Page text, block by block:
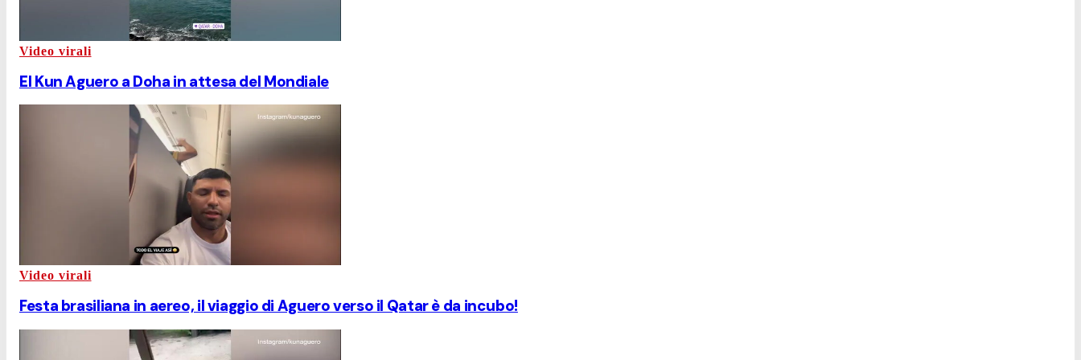
Video virali
El Kun Aguero a Doha in attesa del Mondiale
Video virali
Festa brasiliana in aereo, il viaggio di Aguero verso il Qatar è da incubo!